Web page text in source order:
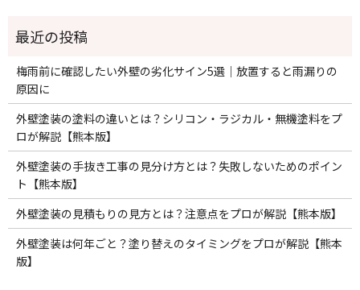
梅雨前に確認したい外壁の劣化サイン5選｜放置すると雨漏りの
原因に
外壁塗装の塗料の違いとは？シリコン・ラジカル・無機塗料をプ
ロが解説【熊本版】
外壁塗装の手抜き工事の見分け方とは？失敗しないためのポイン
ト【熊本版】
外壁塗装の見積もりの見方とは？注意点をプロが解説【熊本版】
外壁塗装は何年ごと？塗り替えのタイミングをプロが解説【熊本
版】